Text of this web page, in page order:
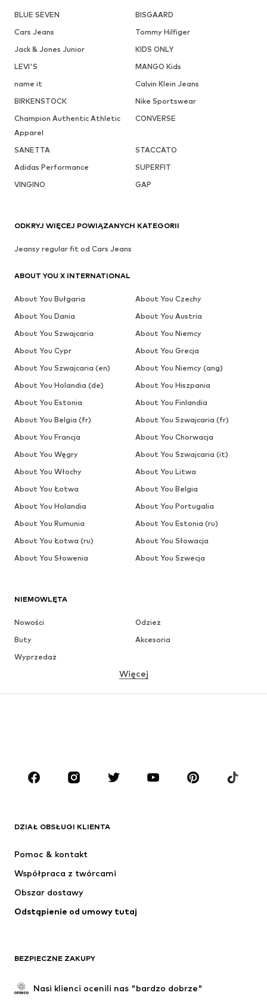
BLUE SEVEN
BISGAARD
Cars Jeans
Tommy Hilfiger
Jack & Jones Junior
KIDS ONLY
LEVI'S
MANGO Kids
name it
Calvin Klein Jeans
BIRKENSTOCK
Nike Sportswear
Champion Authentic Athletic
Apparel
CONVERSE
SANETTA
STACCATO
Adidas Performance
SUPERFIT
VINGINO
GAP
NIEMOWLĘTA
Nowości
Odzież
Buty
Akcesoria
Wyprzedaż
MARKI
Next
Jordan
Więcej
DZIAŁ OBSŁUGI KLIENTA
Pomoc & kontakt
Współpraca z twórcami
Obszar dostawy
Odstąpienie od umowy tutaj
BEZPIECZNE ZAKUPY
Nasi klienci ocenili nas "bardzo dobrze"
ODKRYJ WIĘCEJ POWIĄZANYCH KATEGORII
Jeansy regular fit od Cars Jeans
ABOUT YOU X INTERNATIONAL
About You Bułgaria
About You Czechy
About You Dania
About You Austria
About You Szwajcaria
About You Niemcy
About You Cypr
About You Grecja
About You Szwajcaria (en)
About You Niemcy (ang)
About You Holandia (de)
About You Hiszpania
About You Estonia
About You Finlandia
About You Belgia (fr)
About You Szwajcaria (fr)
About You Francja
About You Chorwacja
About You Węgry
About You Szwajcaria (it)
About You Włochy
About You Litwa
About You Łotwa
About You Belgia
About You Holandia
About You Portugalia
About You Rumunia
About You Estonia (ru)
About You Łotwa (ru)
About You Słowacja
About You Słowenia
About You Szwecja